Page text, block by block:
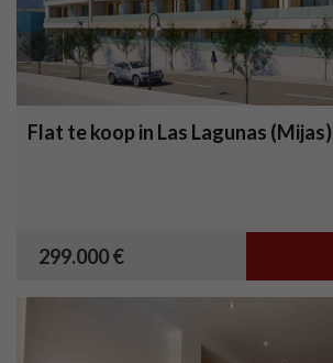
Flat te koop in Las Lagunas (Mijas)
299.000 €